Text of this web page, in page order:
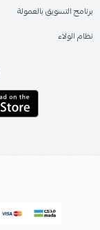
برنامج التسويق بالعمولة
نظام الولاء